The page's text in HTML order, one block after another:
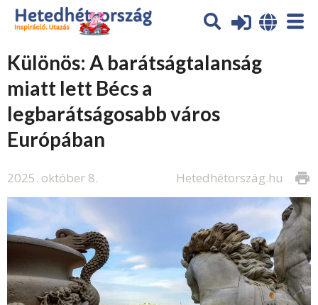
Különös: A barátságtalanság
miatt lett Bécs a
legbarátságosabb város
Európában
2025. október 8. print
Hetedhétország.hu